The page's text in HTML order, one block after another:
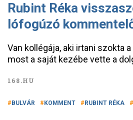
Rubint Réka
lófogúzó
Van kollégája, aki irtani szokta
most a saját kezébe vette a
168.HU
BULVÁR KOMMENT RUBINT RÉKA